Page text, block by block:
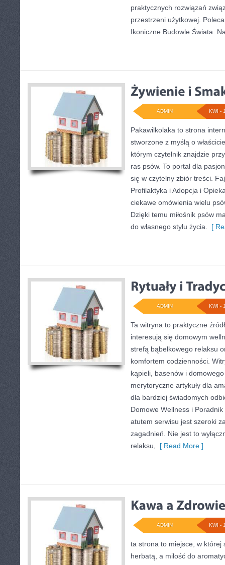
praktycznych rozwiązań
przestrzeni użytkowej.
Ikoniczne Budowle Świata.
KWI -
ADMIN
Pakawilkolaka to strona
stworzone z myślą o
którym czytelnik znajdzie
ras psów. To portal dla
się w czytelny zbiór treści.
Profilaktyka i Adopcja i
ciekawe omówienia wielu
Dzięki temu miłośnik psów
do własnego stylu życia.
[
KWI -
ADMIN
Ta witryna to praktyczne
interesują się domowym
strefą bąbelkowego relaksu
komfortem codzienności.
kąpieli, basenów i
merytoryczne artykuły dla
dla bardziej świadomych
Domowe Wellness i
atutem serwisu jest szeroki
zagadnień. Nie jest to
relaksu,
[ Read More ]
KWI -
ADMIN
ta strona to miejsce, w której
herbatą, a miłość do